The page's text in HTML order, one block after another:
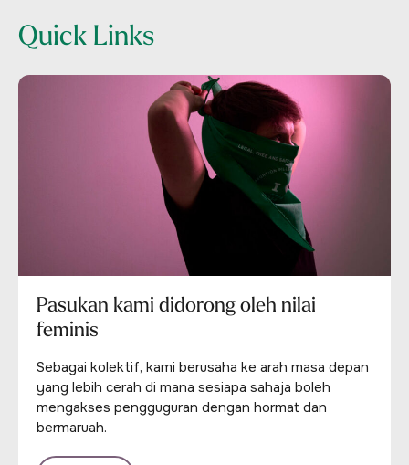
Quick Links
Pasukan kami didorong oleh nilai
feminis
Sebagai kolektif, kami berusaha ke arah masa depan
yang lebih cerah di mana sesiapa sahaja boleh
mengakses pengguguran dengan hormat dan
bermaruah.